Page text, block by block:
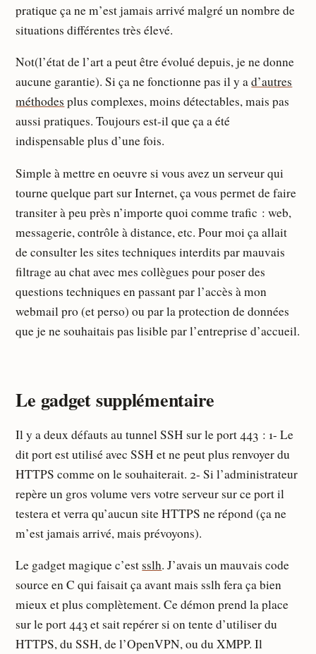
pratique ça ne m’est jamais arrivé malgré un nombre de
situations différentes très élevé.
Not(l’état de l’art a peut être évolué depuis, je ne donne
aucune garantie). Si ça ne fonctionne pas il y ad’autres
méthodes plus complexes, moins détectables, mais pas
aussi pratiques. Toujours est-il que ça a été
indispensable plus d’une fois.
Simple à mettre en oeuvre si vous avez un serveur qui
tourne quelque part sur Internet, ça vous permet de faire
transiter à peu près n’importe quoi comme trafic : web,
messagerie, contrôle à distance, etc. Pour moi ça allait
de consulter les sites techniques interdits par mauvais
filtrage au chat avec mes collègues pour poser des
questions techniques en passant par l’accès à mon
webmail pro (et perso) ou par la protection de données
que je ne souhaitais pas lisible par l’entreprise d’accueil.
Le gadget supplémentaire
Il y a deux défauts au tunnel SSH sur le port 443 : 1- Le
dit port est utilisé avec SSH et ne peut plus renvoyer du
HTTPS comme on le souhaiterait. 2- Si l’administrateur
repère un gros volume vers votre serveur sur ce port il
testera et verra qu’aucun site HTTPS ne répond (ça ne
m’est jamais arrivé, mais prévoyons).
Le gadget magique c’estsslh. J’avais un mauvais code
source en C qui faisait ça avant mais sslh fera ça bien
mieux et plus complètement. Ce démon prend la place
sur le port 443 et sait repérer si on tente d’utiliser du
HTTPS, du SSH, de l’OpenVPN, ou du XMPP. Il